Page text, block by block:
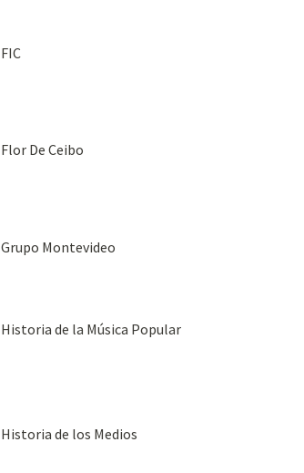
FIC
Flor De Ceibo
Grupo Montevideo
Historia de la Música Popular
Historia de los Medios